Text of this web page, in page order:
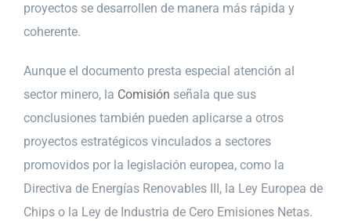
proyectos se desarrollen de manera más rápida y
coherente.
Aunque el documento presta especial atención al
sector minero, la Comisión señala que sus
conclusiones también pueden aplicarse a otros
proyectos estratégicos vinculados a sectores
promovidos por la legislación europea, como la
Directiva de Energías Renovables III, la Ley Europea de
Chips o la Ley de Industria de Cero Emisiones Netas.